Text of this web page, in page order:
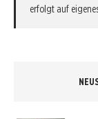
erfolgt auf